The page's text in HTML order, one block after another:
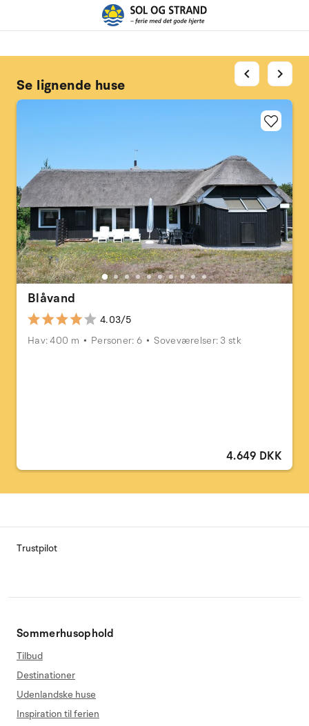
Se lignende huse
Blåvand
4.03/5
Hav: 400 m
Personer: 6 Soveværelser: 3 stk
4.649 DKK
chevron_left chevron_right
Trustpilot
Sommerhusophold
Tilbud
Destinationer
Udenlandske huse
Inspiration til ferien